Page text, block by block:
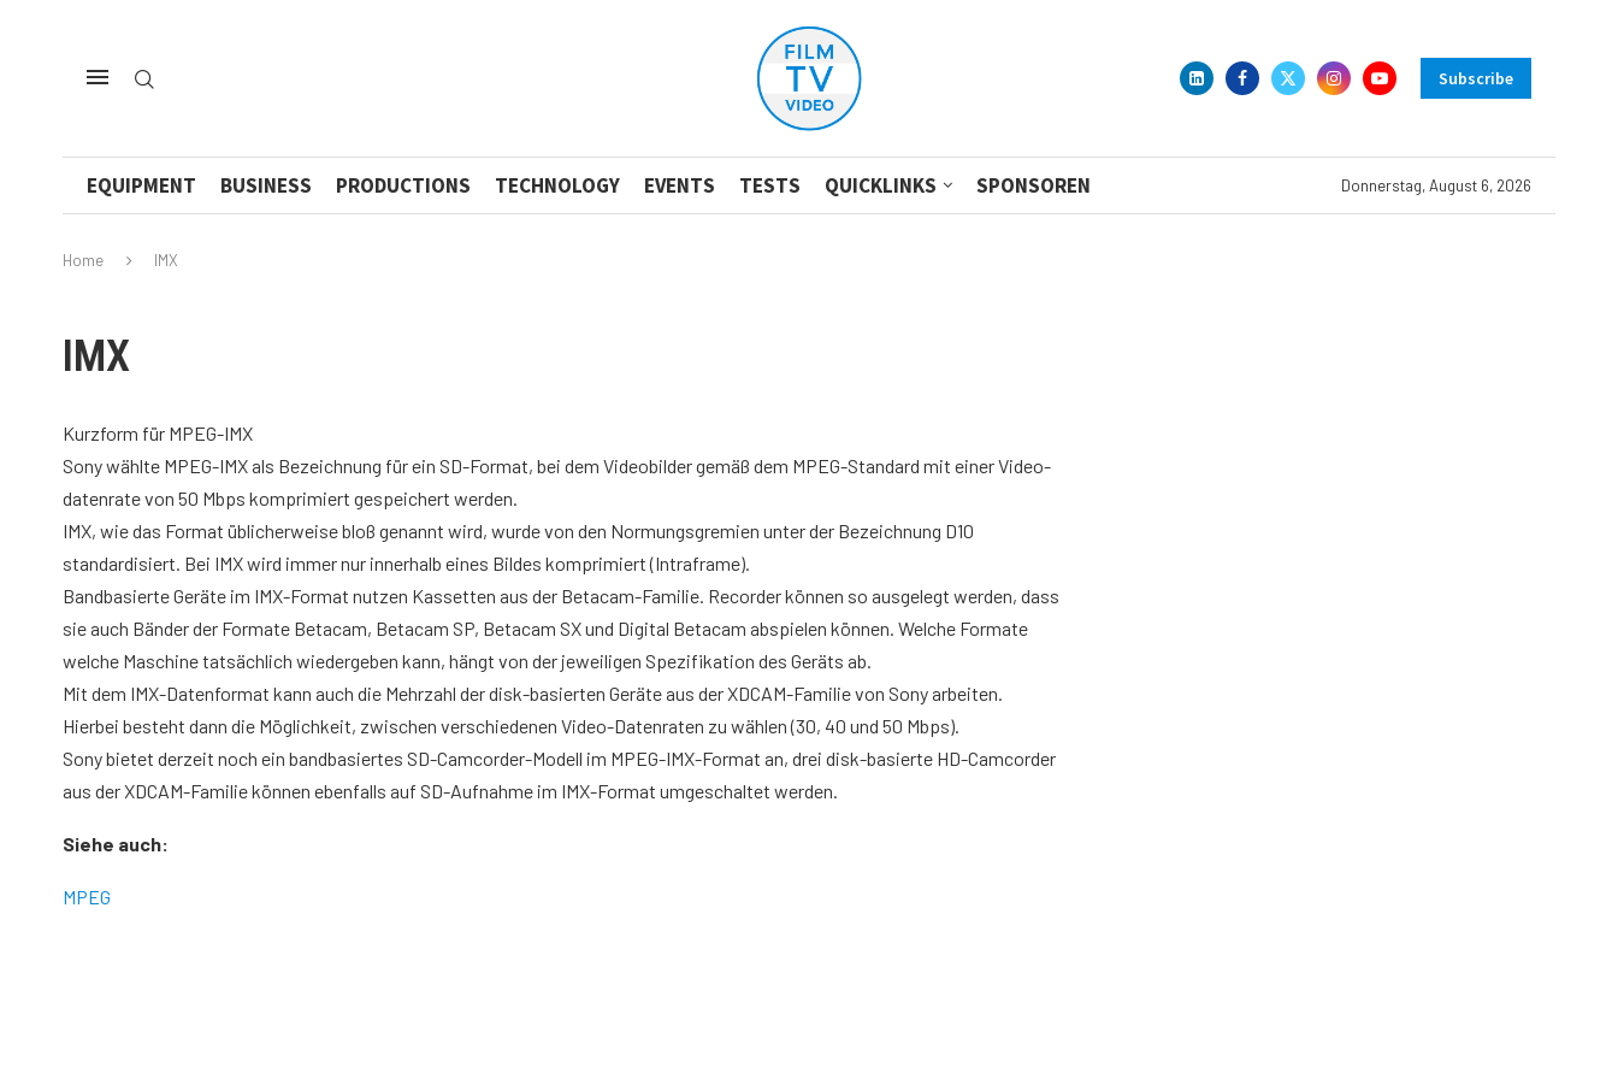
Subscribe
EQUIPMENT BUSINESS PRODUCTIONS TECHNOLOGY EVENTS TESTS QUICKLINKS SPONSOREN Donnerstag, August 6, 2026
Home IMX
IMX
Kurzform für MPEG-IMX
Sony wählte MPEG-IMX als Bezeichnung für ein SD-Format, bei dem Videobilder gemäß dem MPEG-Standard mit einer Video­
datenrate von 50 Mbps komprimiert gespeichert werden.
IMX, wie das Format üblicherweise bloß genannt wird, wurde von den Normungsgremien unter der Bezeichnung D10
standardisiert. Bei IMX wird immer nur innerhalb eines Bildes komprimiert (Intraframe).
Bandbasierte Geräte im IMX-Format nutzen Kassetten aus der Betacam-Familie. Recorder können so ausgelegt werden, dass
sie auch Bänder der Formate Betacam, Betacam SP, Betacam SX und Digital Betacam abspielen können. Welche Formate
welche Maschine tatsächlich wiedergeben kann, hängt von der jeweiligen Spezifikation des Geräts ab.
Mit dem IMX-Datenformat kann auch die Mehrzahl der disk-basierten Geräte aus der XDCAM-Familie von Sony arbeiten.
Hierbei besteht dann die Möglichkeit, zwischen verschiedenen Video-Datenraten zu wählen (30, 40 und 50 Mbps).
Sony bietet derzeit noch ein band­basiertes SD-Camcorder-Modell im MPEG-IMX-Format an, drei disk-basierte HD-Camcorder
aus der XDCAM-Familie können ebenfalls auf SD-Aufnahme im IMX-Format umgeschaltet werden.
Siehe auch:
MPEG